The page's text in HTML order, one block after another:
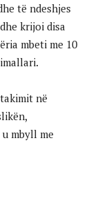
të ndeshjes
krijoi disa
mbeti me 10
në
mbyll me